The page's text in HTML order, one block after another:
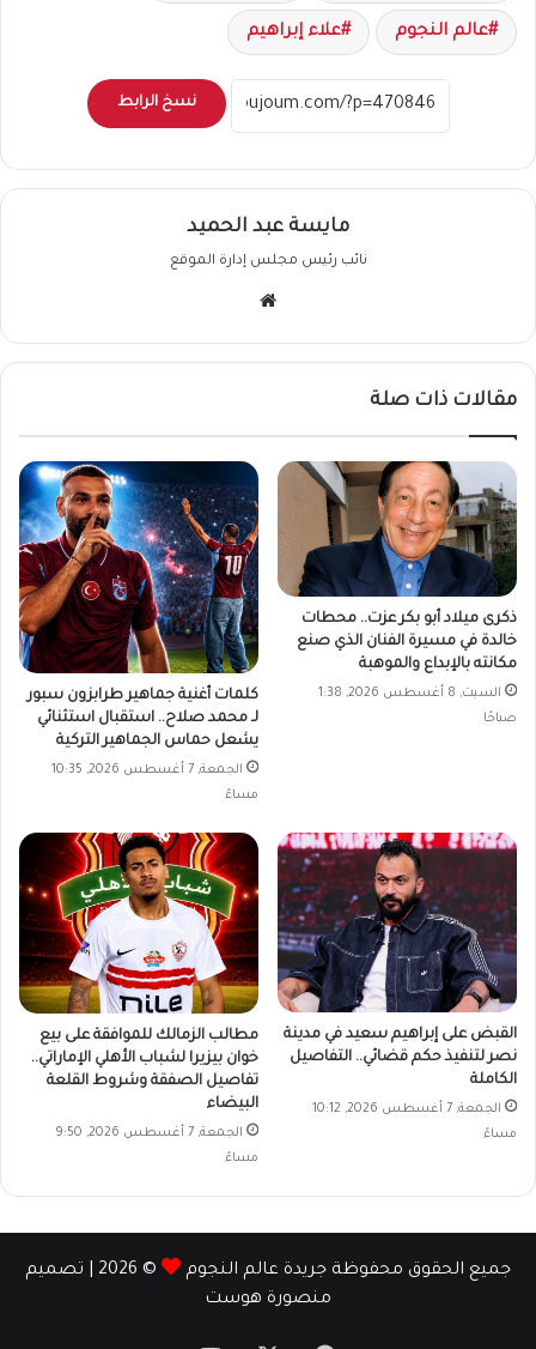
عالم النجوم علاء إبراهيم
نسخ الرابط
مايسة عبد الحميد
نائب رئيس مجلس إدارة الموقع
مقالات ذات صلة
ذكرى ميلاد أبو بكر عزت.. محطات
خالدة في مسيرة الفنان الذي صنع
مكانته بالإبداع والموهبة
السبت, 8 أغسطس 2026, 1:38
صباحًا
كلمات أغنية جماهير طرابزون سبور
لـ محمد صلاح.. استقبال استثنائي
يشعل حماس الجماهير التركية
الجمعة, 7 أغسطس 2026, 10:35
مساءً
القبض على إبراهيم سعيد في مدينة
نصر لتنفيذ حكم قضائي.. التفاصيل
الكاملة
الجمعة, 7 أغسطس 2026, 10:12
مساءً
مطالب الزمالك للموافقة على بيع
خوان بيزيرا لشباب الأهلي الإماراتي..
تفاصيل الصفقة وشروط القلعة
البيضاء
الجمعة, 7 أغسطس 2026, 9:50
مساءً
جميع الحقوق محفوظة جريدة عالم النجوم
© 2026 | تصميم
منصورة هوست